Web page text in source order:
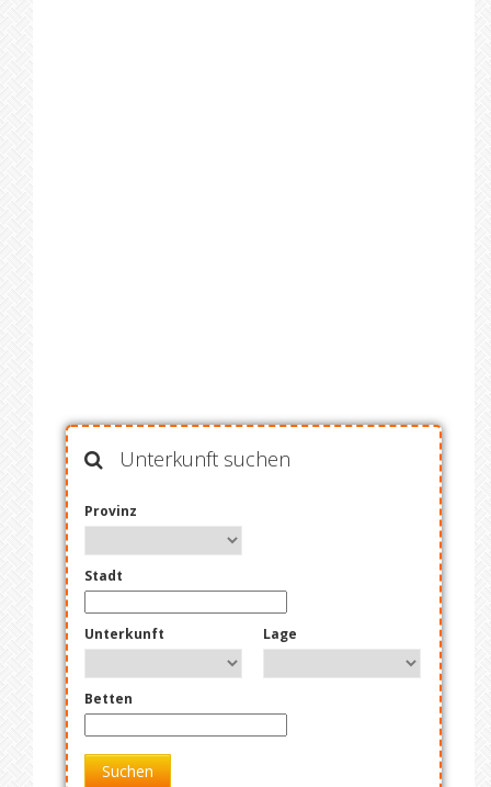
Unterkunft suchen
Provinz
Stadt
Unterkunft Lage
Betten
Suchen